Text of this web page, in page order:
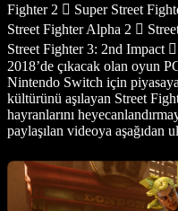
Fighter 2  Super Street
Street Fighter Alpha 2 
Street Fighter 3: 2nd Impact
2018’de çıkacak olan oyun
Nintendo Switch için
kültürünü aşılayan Street
hayranlarını
paylaşılan videoya aşağıdan